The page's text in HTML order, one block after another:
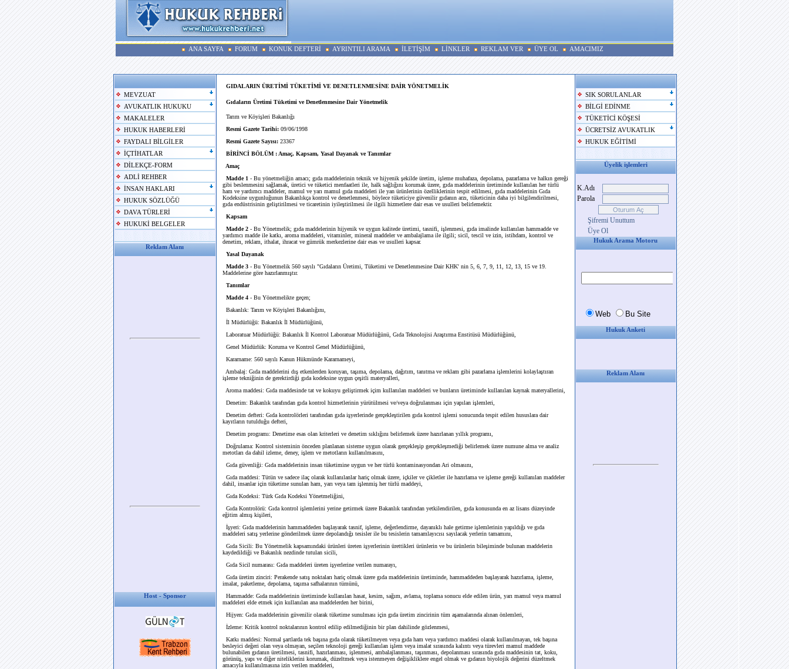
ANA SAYFA FORUM KONUK DEFTERİ AYRINTILI ARAMA İLETİŞİM LİNKLER REKLAM VER ÜYE OL AMACIMIZ
MEVZUAT
AVUKATLIK HUKUKU
MAKALELER
HUKUK HABERLERİ
FAYDALI BİLGİLER
İÇTİHATLAR
DİLEKÇE-FORM
ADLİ REHBER
İNSAN HAKLARI
HUKUK SÖZLÜĞÜ
DAVA TÜRLERİ
HUKUKİ BELGELER
Reklam Alanı
Host - Sponsor
GIDALARIN ÜRETİMİ TÜKETİMİ VE DENETLENMESİNE DAİR YÖNETMELİK
Gıdaların Üretimi Tüketimi ve Denetlenmesine Dair Yönetmelik
Tarım ve Köyişleri Bakanlığı
Resmi Gazete Tarihi: 09/06/1998
Resmi Gazete Sayısı: 23367
BİRİNCİ BÖLÜM : Amaç, Kapsam, Yasal Dayanak ve Tanımlar
Amaç
Madde 1 - Bu yönetmeliğin amacı; gıda maddelerinin teknik ve hijyenik şekilde üretim, işleme muhafaza, depolama, pazarlama ve halkın gereği
gibi beslenmesini sağlamak, üretici ve tüketici menfaatleri ile, halk sağlığını korumak üzere, gıda maddelerinin üretiminde kullanılan her türlü
ham ve yardımcı maddeler, mamul ve yarı mamul gıda maddeleri ile yan ürünlerinin özelliklerinin tespit edilmesi, gıda maddelerinin Gıda
Kodeksine uygunluğunun Bakanlıkça kontrol ve denetlenmesi, böylece tüketiciye güvenilir gıdanın arzı, tüketicinin daha iyi bilgilendirilmesi,
gıda endüstrisinin geliştirilmesi ve ticaretinin iyileştirilmesi ile ilgili hizmetlere dair esas ve usulleri belirlemektir.
Kapsam
Madde 2 - Bu Yönetmelik; gıda maddelerinin hijyenik ve uygun kalitede üretimi, tasnifi, işlenmesi, gıda imalinde kullanılan hammadde ve
yardımcı madde ile katkı, aroma maddeleri, vitaminler, mineral maddeler ve ambalajlama ile ilgili; sicil, tescil ve izin, istihdam, kontrol ve
denetim, reklam, ithalat, ihracat ve gümrük merkezlerine dair esas ve usulleri kapsar.
Yasal Dayanak
Madde 3 - Bu Yönetmelik 560 sayılı "Gıdaların Üretimi, Tüketimi ve Denetlenmesine Dair KHK' nin 5, 6, 7, 9, 11, 12, 13, 15 ve 19.
Maddelerine göre hazırlanmıştır.
Tanımlar
Madde 4 - Bu Yönetmelikte geçen;
Bakanlık: Tarım ve Köyişleri Bakanlığını,
İl Müdürlüğü: Bakanlık İl Müdürlüğünü,
Laboratuar Müdürlüğü: Bakanlık İl Kontrol Laboratuar Müdürlüğünü, Gıda Teknolojisi Araştırma Enstitüsü Müdürlüğünü,
Genel Müdürlük: Koruma ve Kontrol Genel Müdürlüğünü,
Kararname: 560 sayılı Kanun Hükmünde Kararnameyi,
Ambalaj: Gıda maddelerini dış etkenlerden koruyan, taşıma, depolama, dağıtım, tanıtma ve reklam gibi pazarlama işlemlerini kolaylaştıran
işleme tekniğinin de gerektirdiği gıda kodeksine uygun çeşitli materyalleri,
Aroma maddesi: Gıda maddesinde tat ve kokuyu geliştirmek içim kullanılan maddeleri ve bunların üretiminde kullanılan kaynak materyallerini,
Denetim: Bakanlık tarafından gıda kontrol hizmetlerinin yürütülmesi ve/veya doğrulanması için yapılan işlemleri,
Denetim defteri: Gıda kontrolörleri tarafından gıda işyerlerinde gerçekleştirilen gıda kontrol işlemi sonucunda tespit edilen hususlara dair
kayıtların tutulduğu defteri,
Denetim programı: Denetime esas olan kriterleri ve denetim sıklığını belirlemek üzere hazırlanan yıllık programı,
Doğrulama: Kontrol sisteminin önceden planlanan sisteme uygun olarak gerçekleşip gerçekleşmediği belirlemek üzere numune alma ve analiz
metotları da dahil izleme, deney, işlem ve metotların kullanılmasını,
Gıda güvenliği: Gıda maddelerinin insan tüketimine uygun ve her türlü kontaminasyondan Ari olmasını,
Gıda maddesi: Tütün ve sadece ilaç olarak kullanılanlar hariç olmak üzere, içkiler ve çikletler ile hazırlama ve işleme gereği kullanılan maddeler
dahil, insanlar için tüketime sunulan ham, yarı veya tam işlenmiş her türlü maddeyi,
Gıda Kodeksi: Türk Gıda Kodeksi Yönetmeliğini,
Gıda Kontrolörü: Gıda kontrol işlemlerini yerine getirmek üzere Bakanlık tarafından yetkilendirilen, gıda konusunda en az lisans düzeyinde
eğitim almış kişileri,
İşyeri: Gıda maddelerinin hammaddeden başlayarak tasnif, işleme, değerlendirme, dayanıklı hale getirme işlemlerinin yapıldığı ve gıda
maddeleri satış yerlerine gönderilmek üzere depolandığı tesisler ile bu tesislerin tamamlayıcısı sayılacak yerlerin tamamını,
Gıda Sicili: Bu Yönetmelik kapsamındaki ürünleri üreten işyerlerinin ürettikleri ürünlerin ve bu ürünlerin bileşiminde bulunan maddelerin
kaydedildiği ve Bakanlık nezdinde tutulan sicili,
Gıda Sicil numarası: Gıda maddeleri üreten işyerlerine verilen numarayı,
Gıda üretim zinciri: Perakende satış noktaları hariç olmak üzere gıda maddelerinin üretiminde, hammaddeden başlayarak hazırlama, işleme,
imalat, paketleme, depolama, taşıma safhalarının tümünü,
Hammadde: Gıda maddelerinin üretiminde kullanılan hasat, kesim, sağım, avlama, toplama sonucu elde edilen ürün, yarı mamul veya mamul
maddeleri elde etmek için kullanılan ana maddelerden her birini,
Hijyen: Gıda maddelerinin güvenilir olarak tüketime sunulması için gıda üretim zincirinin tüm aşamalarında alınan önlemleri,
İzleme: Kritik kontrol noktalarının kontrol edilip edilmediğinin bir plan dahilinde gözlenmesi,
Katkı maddesi: Normal şartlarda tek başına gıda olarak tüketilmeyen veya gıda ham veya yardımcı maddesi olarak kullanılmayan, tek başına
besleyici değeri olan veya olmayan, seçilen teknoloji gereği kullanılan işlem veya imalat sırasında kalıntı veya türevleri mamul maddede
bulunabilen gıdanın üretilmesi, tasnifi, hazırlanması, işlenmesi, ambalajlanması, taşınması, depolanması sırasında gıda maddesinin tat, koku,
görünüş, yapı ve diğer niteliklerini korumak, düzeltmek veya istenmeyen değişikliklere engel olmak ve gıdanın biyolojik değerini düzeltmek
amacıyla kullanılmasına izin verilen maddeleri,
SIK SORULANLAR
BİLGİ EDİNME
TÜKETİCİ KÖŞESİ
ÜCRETSİZ AVUKATLIK
HUKUK EĞİTİMİ
Üyelik işlemleri
K.Adı
Parola
Şifremi Unuttum
Üye Ol
Hukuk Arama Motoru
Hukuk Anketi
Reklam Alanı